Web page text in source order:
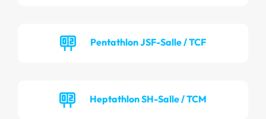
Pentathlon JSF-Salle / TCF
Heptathlon SH-Salle / TCM